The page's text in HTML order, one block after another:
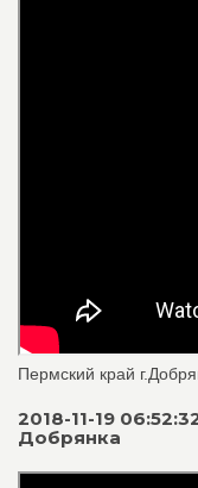
Пермский край
2018-11-19
Добрянка